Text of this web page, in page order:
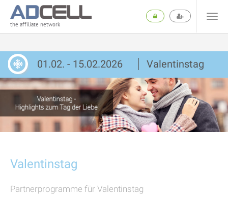
the affiliate network
01.02. - 15.02.2026 Valentinstag
Valentinstag
Partnerprogramme für Valentinstag